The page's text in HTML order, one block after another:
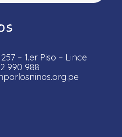
– 1.er Piso – Lince
990 988